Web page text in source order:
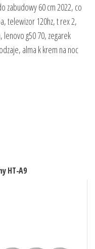
zabudowy 60 cm 2022, co
telewizor 120hz, t rex 2,
g50 70, zegarek
alma k krem na noc
HT-A9